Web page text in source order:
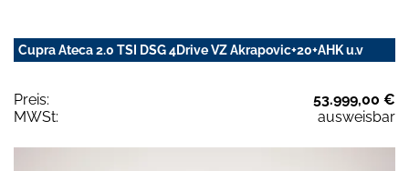
Cupra Ateca 2.0 TSI DSG 4Drive VZ Akrapovic+20+AHK u.v
Preis:
53.999,00 €
MWSt:
ausweisbar